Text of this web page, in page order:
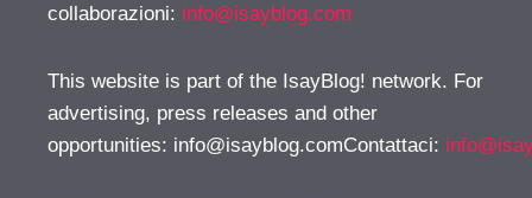
collaborazioni: info@isayblog.com
This website is part of the IsayBlog! network. For
advertising, press releases and other
opportunities: info@isayblog.comContattaci: